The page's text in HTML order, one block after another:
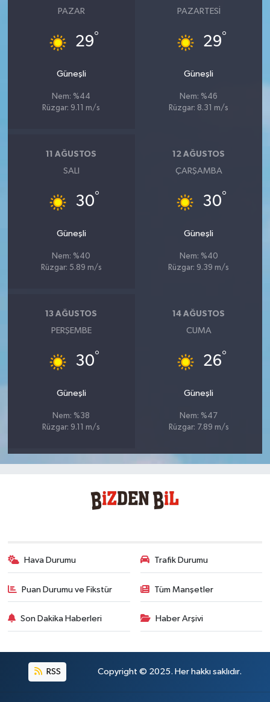
PAZAR
29°
Güneşli
Nem: %44
Rüzgar: 9.11 m/s
PAZARTESI
29°
Güneşli
Nem: %46
Rüzgar: 8.31 m/s
11 AĞUSTOS
SALI
30°
Güneşli
Nem: %40
Rüzgar: 5.89 m/s
12 AĞUSTOS
ÇARŞAMBA
30°
Güneşli
Nem: %40
Rüzgar: 9.39 m/s
13 AĞUSTOS
PERŞEMBE
30°
Güneşli
Nem: %38
Rüzgar: 9.11 m/s
14 AĞUSTOS
CUMA
26°
Güneşli
Nem: %47
Rüzgar: 7.89 m/s
Hava Durumu Trafik Durumu
Puan Durumu ve Fikstür Tüm Manşetler
Son Dakika Haberleri Haber Arşivi
RSS Copyright © 2025. Her hakkı saklıdır.